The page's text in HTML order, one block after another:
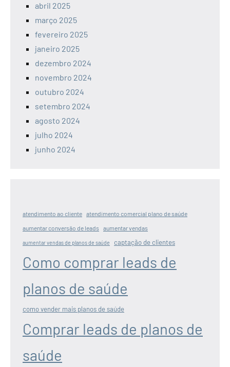
abril 2025
março 2025
fevereiro 2025
janeiro 2025
dezembro 2024
novembro 2024
outubro 2024
setembro 2024
agosto 2024
julho 2024
junho 2024
atendimento ao cliente atendimento comercial plano de saúde
aumentar conversão de leads
aumentar vendas
aumentar vendas de planos de saúde captação de clientes
Como comprar leads de
planos de saúde
como vender mais planos de saúde
Comprar leads de planos de
saúde